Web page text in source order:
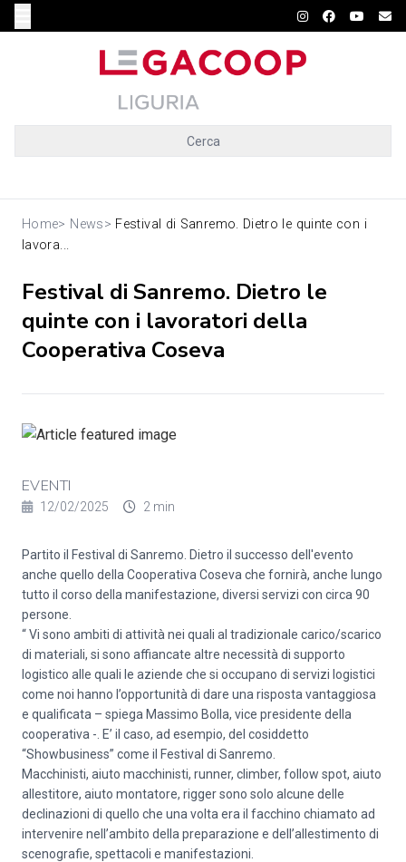
Cerca
Home> News> Festival di Sanremo. Dietro le quinte con i
lavora...
Festival di Sanremo. Dietro le
quinte con i lavoratori della
Cooperativa Coseva
EVENTI
12/02/2025 2 min
Partito il Festival di Sanremo. Dietro il successo dell'evento
anche quello della Cooperativa Coseva che fornirà, anche lungo
tutto il corso della manifestazione, diversi servizi con circa 90
persone.
“ Vi sono ambiti di attività nei quali al tradizionale carico/scarico
di materiali, si sono affiancate altre necessità di supporto
logistico alle quali le aziende che si occupano di servizi logistici
come noi hanno l’opportunità di dare una risposta vantaggiosa
e qualificata – spiega Massimo Bolla, vice presidente della
cooperativa -. E’ il caso, ad esempio, del cosiddetto
“Showbusiness” come il Festival di Sanremo.
Macchinisti, aiuto macchinisti, runner, climber, follow spot, aiuto
allestitore, aiuto montatore, rigger sono solo alcune delle
declinazioni di quello che una volta era il facchino chiamato ad
intervenire nell’ambito della preparazione e dell’allestimento di
scenografie, spettacoli e manifestazioni.